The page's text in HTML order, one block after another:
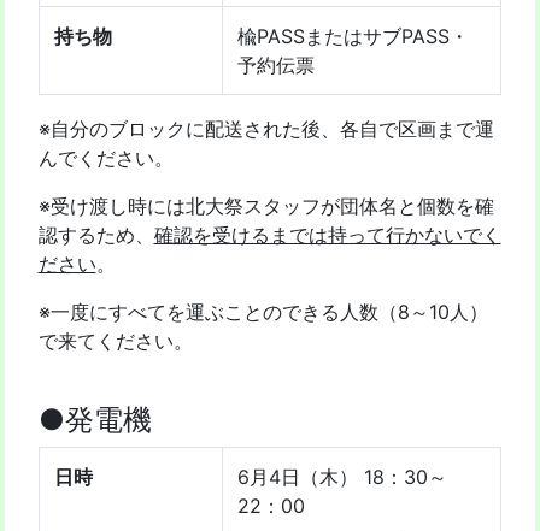
持ち物
楡PASSまたはサブPASS・
予約伝票
※自分のブロックに配送された後、各自で区画まで運
んでください。
※受け渡し時には北大祭スタッフが団体名と個数を確
認するため、 確認を受けるまでは持って行かないでく
ださい。
※一度にすべてを運ぶことのできる人数（8～10人）
で来てください。
●発電機
日時
6月4日（木） 18：30～
22：00